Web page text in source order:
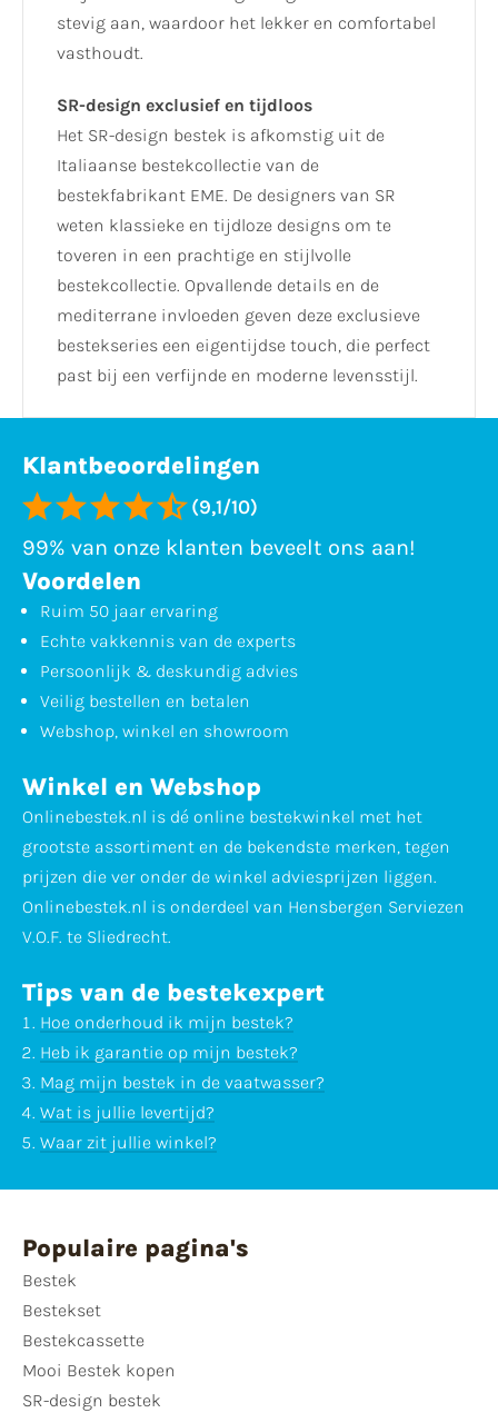
stevig aan, waardoor het lekker en comfortabel
vasthoudt.
SR-design exclusief en tijdloos
Het SR-design bestek is afkomstig uit de
Italiaanse bestekcollectie van de
bestekfabrikant EME. De designers van SR
weten klassieke en tijdloze designs om te
toveren in een prachtige en stijlvolle
bestekcollectie. Opvallende details en de
mediterrane invloeden geven deze exclusieve
bestekseries een eigentijdse touch, die perfect
past bij een verfijnde en moderne levensstijl.
Klantbeoordelingen
(9,1/10)
99% van onze klanten beveelt ons aan!
Voordelen
Ruim 50 jaar ervaring
Echte vakkennis van de experts
Persoonlijk & deskundig advies
Veilig bestellen en betalen
Webshop, winkel en showroom
Winkel en Webshop
Onlinebestek.nl is dé online bestekwinkel met het
grootste assortiment en de bekendste merken, tegen
prijzen die ver onder de winkel adviesprijzen liggen.
Onlinebestek.nl is onderdeel van Hensbergen Serviezen
V.O.F. te Sliedrecht.
Tips van de bestekexpert
Hoe onderhoud ik mijn bestek?
Heb ik garantie op mijn bestek?
Mag mijn bestek in de vaatwasser?
Wat is jullie levertijd?
Waar zit jullie winkel?
Populaire pagina's
Bestek
Bestekset
Bestekcassette
Mooi Bestek kopen
SR-design bestek